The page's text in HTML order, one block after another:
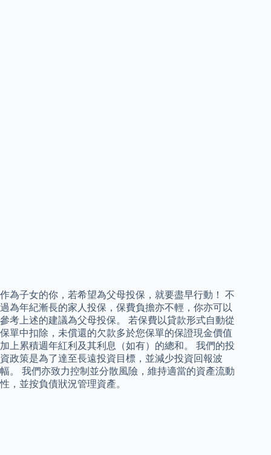
作為子女的你，若希望為父母投保，就要盡早行動！ 不
過為年紀漸長的家人投保，保費負擔亦不輕，你亦可以
參考上述的建議為父母投保。 若保費以貸款形式自動從
保單中扣除，未償還的欠款多於您保單的保證現金價值
加上累積週年紅利及其利息（如有）的總和。 我們的投
資政策是為了達至長遠投資目標，並減少投資回報波
幅。 我們亦致力控制並分散風險，維持適當的資產流動
性，並按負債狀況管理資產。